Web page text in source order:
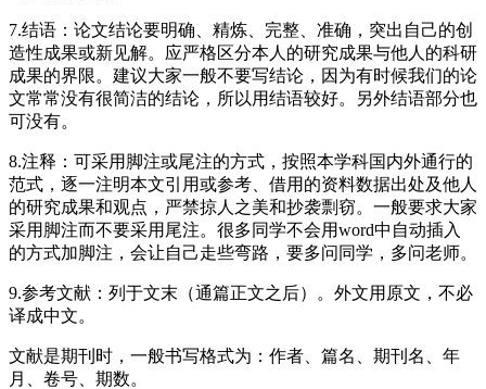
7.结语：论文结论要明确、精炼、完整、准确，突出自己的创
造性成果或新见解。应严格区分本人的研究成果与他人的科研
成果的界限。建议大家一般不要写结论，因为有时候我们的论
文常常没有很简洁的结论，所以用结语较好。另外结语部分也
可没有。
8.注释：可采用脚注或尾注的方式，按照本学科国内外通行的
范式，逐一注明本文引用或参考、借用的资料数据出处及他人
的研究成果和观点，严禁掠人之美和抄袭剽窃。一般要求大家
采用脚注而不要采用尾注。很多同学不会用word中自动插入
的方式加脚注，会让自己走些弯路，要多问同学，多问老师。
9.参考文献：列于文末（通篇正文之后）。外文用原文，不必
译成中文。
文献是期刊时，一般书写格式为：作者、篇名、期刊名、年
月、卷号、期数。